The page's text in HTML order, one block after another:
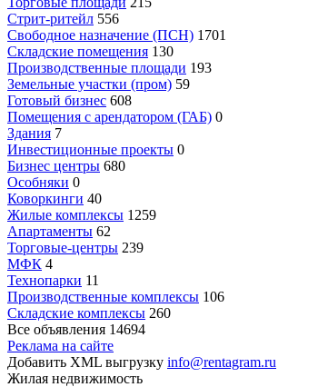
Стрит-ритейл 556
Свободное назначение (ПСН) 1701
Складские помещения 130
Производственные площади 193
Земельные участки (пром) 59
Готовый бизнес 608
Помещения с арендатором (ГАБ) 0
Здания 7
Инвестиционные проекты 0
Бизнес центры 680
Особняки 0
Коворкинги 40
Жилые комплексы 1259
Апартаменты 62
Торговые-центры 239
МФК 4
Технопарки 11
Производственные комплексы 106
Складские комплексы 260
Все объявления 14694
Реклама на сайте
Добавить XML выгрузку info@rentagram.ru
Жилая недвижимость